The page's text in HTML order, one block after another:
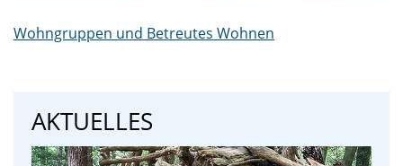
Wohngruppen und Betreutes Wohnen
AKTUELLES